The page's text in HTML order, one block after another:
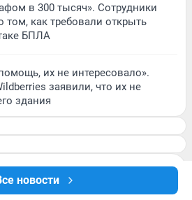
новости
в 300 тысяч». Сотрудники
том, как требовали открыть
БПЛА
их не интересовало».
заявили, что их не
здания